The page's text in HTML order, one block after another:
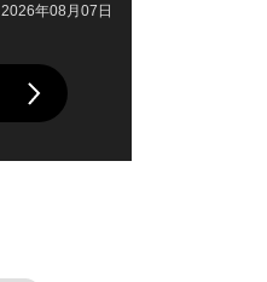
2026年08月07日